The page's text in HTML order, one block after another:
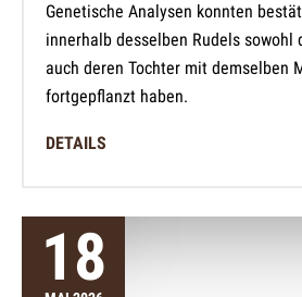
Genetische Analysen konnten
innerhalb desselben Rudels
auch deren Tochter mit demselben
fortgepflanzt haben.
DETAILS
18